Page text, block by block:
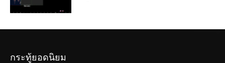
กระทู้ยอดนิยม